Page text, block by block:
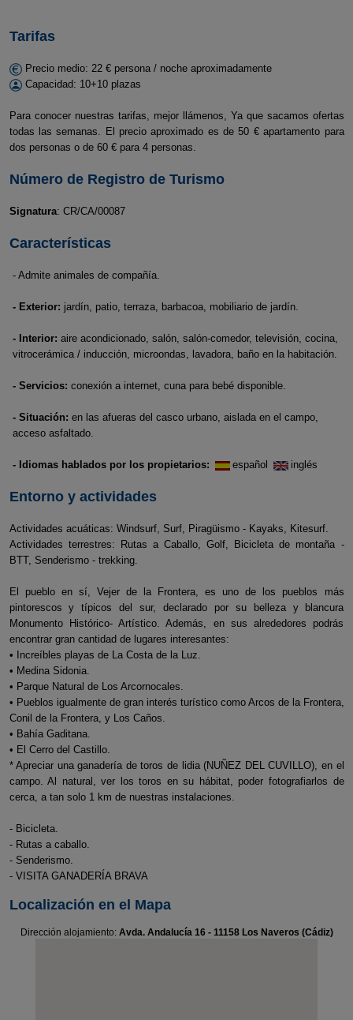
Tarifas
Precio medio: 22 € persona / noche aproximadamente
Capacidad: 10+10 plazas
Para conocer nuestras tarifas, mejor llámenos, Ya que sacamos ofertas
todas las semanas. El precio aproximado es de 50 € apartamento para
dos personas o de 60 € para 4 personas.
Número de Registro de Turismo
Signatura: CR/CA/00087
Características
- Admite animales de compañía.
- Exterior: jardín, patio, terraza, barbacoa, mobiliario de jardín.
- Interior: aire acondicionado, salón, salón-comedor, televisión, cocina,
vitrocerámica / inducción, microondas, lavadora, baño en la habitación.
- Servicios: conexión a internet, cuna para bebé disponible.
- Situación: en las afueras del casco urbano, aislada en el campo,
acceso asfaltado.
- Idiomas hablados por los propietarios: español inglés
Entorno y actividades
Actividades acuáticas: Windsurf, Surf, Piragüismo - Kayaks, Kitesurf.
Actividades terrestres: Rutas a Caballo, Golf, Bicicleta de montaña -
BTT, Senderismo - trekking.
El pueblo en sí, Vejer de la Frontera, es uno de los pueblos más
pintorescos y típicos del sur, declarado por su belleza y blancura
Monumento Histórico- Artístico. Además, en sus alrededores podrás
encontrar gran cantidad de lugares interesantes:
• Increíbles playas de La Costa de la Luz.
• Medina Sidonia.
• Parque Natural de Los Arcornocales.
• Pueblos igualmente de gran interés turístico como Arcos de la Frontera,
Conil de la Frontera, y Los Caños.
• Bahía Gaditana.
• El Cerro del Castillo.
* Apreciar una ganadería de toros de lidia (NUÑEZ DEL CUVILLO), en el
campo. Al natural, ver los toros en su hábitat, poder fotografiarlos de
cerca, a tan solo 1 km de nuestras instalaciones.
- Bicicleta.
- Rutas a caballo.
- Senderismo.
- VISITA GANADERÍA BRAVA
Localización en el Mapa
Dirección alojamiento: Avda. Andalucía 16 - 11158 Los Naveros (Cádiz)